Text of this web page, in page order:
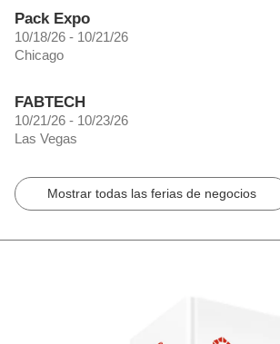
Pack Expo
10/18/26 - 10/21/26
Chicago
FABTECH
10/21/26 - 10/23/26
Las Vegas
Mostrar todas las ferias de negocios